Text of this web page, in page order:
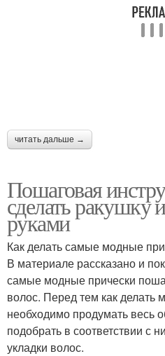
читать дальше →
Пошаговая
сделать ракушку
руками
Как делать самые модные
В материале рассказано и
самые модные прически
волос. Перед тем как делать
необходимо продумать весь
подобрать в соответствии с
укладки волос.